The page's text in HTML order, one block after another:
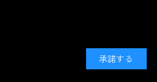
承諾する